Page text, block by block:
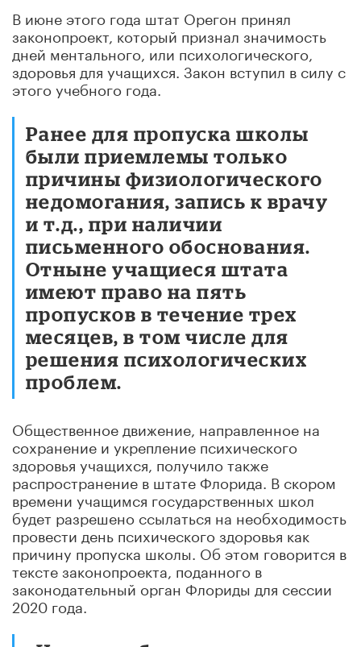
В июне этого года штат Орегон принял
законопроект, который признал значимость
дней ментального, или психологического,
здоровья для учащихся. Закон вступил в силу с
этого учебного года.
Ранее для пропуска школы
были приемлемы только
причины физиологического
недомогания, запись к врачу
и т.д., при наличии
письменного обоснования.
Отныне учащиеся штата
имеют право на пять
пропусков в течение трех
месяцев, в том числе для
решения психологических
проблем.
Общественное движение, направленное на
сохранение и укрепление психического
здоровья учащихся, получило также
распространение в штате Флорида. В скором
времени учащимся государственных школ
будет разрешено ссылаться на необходимость
провести день психического здоровья как
причину пропуска школы. Об этом говорится в
тексте законопроекта, поданного в
законодательный орган Флориды для сессии
2020 года.